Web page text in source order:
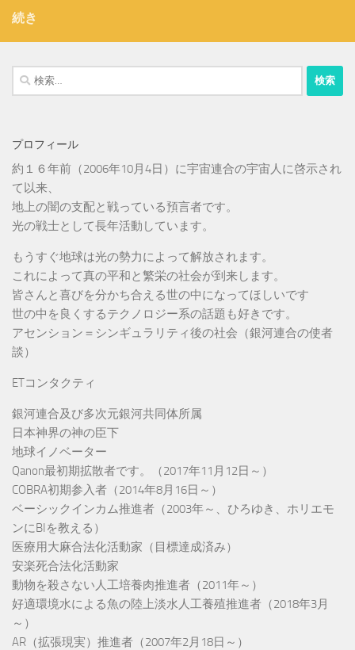
続き
検
索:
プロフィール
約１６年前（2006年10月4日）に宇宙連合の宇宙人に啓示され
て以来、
地上の闇の支配と戦っている預言者です。
光の戦士として長年活動しています。
もうすぐ地球は光の勢力によって解放されます。
これによって真の平和と繁栄の社会が到来します。
皆さんと喜びを分かち合える世の中になってほしいです
世の中を良くするテクノロジー系の話題も好きです。
アセンション＝シンギュラリティ後の社会（銀河連合の使者
談）
ETコンタクティ
銀河連合及び多次元銀河共同体所属
日本神界の神の臣下
地球イノベーター
Qanon最初期拡散者です。（2017年11月12日～）
COBRA初期参入者（2014年8月16日～）
ベーシックインカム推進者（2003年～、ひろゆき、ホリエモ
ンにBIを教える）
医療用大麻合法化活動家（目標達成済み）
安楽死合法化活動家
動物を殺さない人工培養肉推進者（2011年～）
好適環境水による魚の陸上淡水人工養殖推進者（2018年3月
～）
AR（拡張現実）推進者（2007年2月18日～）